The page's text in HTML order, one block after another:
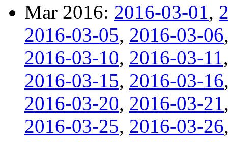
Mar 2016: 2016-03-01,
2016-03-05, 2016-03-06
2016-03-10, 2016-03-11
2016-03-15, 2016-03-16
2016-03-20, 2016-03-21
2016-03-25, 2016-03-26